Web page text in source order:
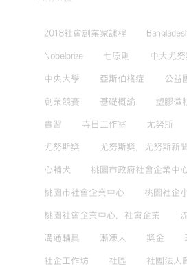
2018社會創業家課程
Nobelprize 七原則 中大尤
中央大學 亞斯伯格症 公益
創業競賽 基礎概論 塑膠微
實習 寺日工作室 尤努斯
尤努斯獎 尤努斯獎，尤努斯新聞
心輔犬 桃園市政府社會企業中
桃園市社會企業中心 桃園社企
桃園社會企業中心，社會企業
溝通輔具 漸凍人 獎金
社企工作坊 社區 社團法人